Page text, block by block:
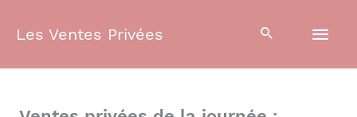
Les Ventes Privées